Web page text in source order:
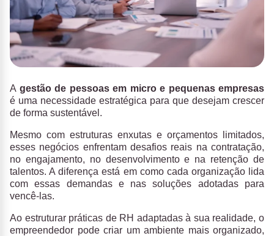
A gestão de pessoas em micro e pequenas empresas
é uma necessidade estratégica para que desejam crescer
de forma sustentável.
Mesmo com estruturas enxutas e orçamentos limitados,
esses negócios enfrentam desafios reais na contratação,
no engajamento, no desenvolvimento e na retenção de
talentos. A diferença está em como cada organização lida
com essas demandas e nas soluções adotadas para
vencê-las.
Ao estruturar práticas de RH adaptadas à sua realidade, o
empreendedor pode criar um ambiente mais organizado,